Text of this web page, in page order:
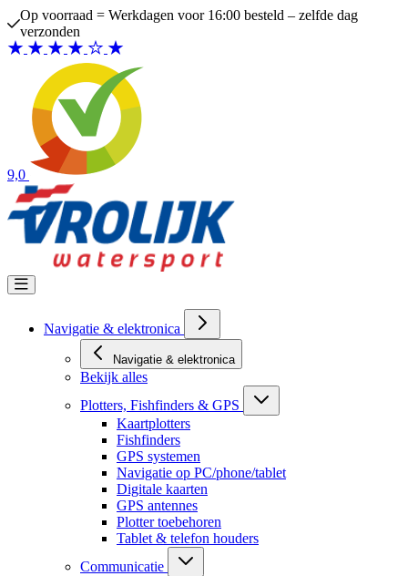
Ga naar de inhoud
Op voorraad = Werkdagen voor 16:00 besteld – zelfde dag
verzonden
9,0
Navigatie & elektronica
Navigatie & elektronica
Bekijk alles
Plotters, Fishfinders & GPS
Kaartplotters
Fishfinders
GPS systemen
Navigatie op PC/phone/tablet
Digitale kaarten
GPS antennes
Plotter toebehoren
Tablet & telefon houders
Communicatie